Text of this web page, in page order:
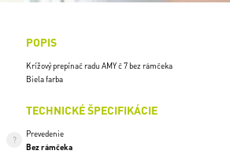
POPIS
Krížový prepínač radu AMY č 7 bez rámčeka
Biela farba
TECHNICKÉ ŠPECIFIKÁCIE
Prevedenie
Bez rámčeka